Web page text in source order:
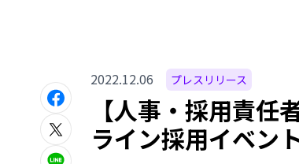
2022.12.06 プレスリリース
【人事・採用責
ライン採用イベン